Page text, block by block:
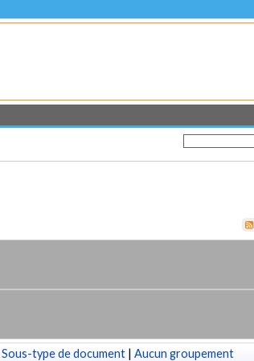
Sous-type de document | Aucun groupement